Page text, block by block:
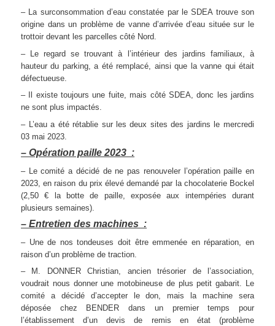
– La surconsommation d’eau constatée par le SDEA trouve son
origine dans un problème de vanne d’arrivée d’eau située sur le
trottoir devant les parcelles côté Nord.
– Le regard se trouvant à l’intérieur des jardins familiaux, à
hauteur du parking, a été remplacé, ainsi que la vanne qui était
défectueuse.
– Il existe toujours une fuite, mais côté SDEA, donc les jardins
ne sont plus impactés.
– L’eau a été rétablie sur les deux sites des jardins le mercredi
03 mai 2023.
– Opération paille 2023 :
– Le comité a décidé de ne pas renouveler l’opération paille en
2023, en raison du prix élevé demandé par la chocolaterie Bockel
(2,50 € la botte de paille, exposée aux intempéries durant
plusieurs semaines).
– Entretien des machines :
– Une de nos tondeuses doit être emmenée en réparation, en
raison d’un problème de traction.
– M. DONNER Christian, ancien trésorier de l’association,
voudrait nous donner une motobineuse de plus petit gabarit. Le
comité a décidé d’accepter le don, mais la machine sera
déposée chez BENDER dans un premier temps pour
l’établissement d’un devis de remis en état (problème